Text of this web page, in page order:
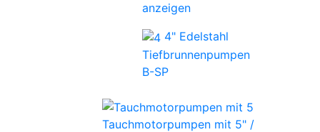
anzeigen
4" Edelstahl
Tiefbrunnenpumpen
B-SP
Tauchmotorpumpen mit 5" /